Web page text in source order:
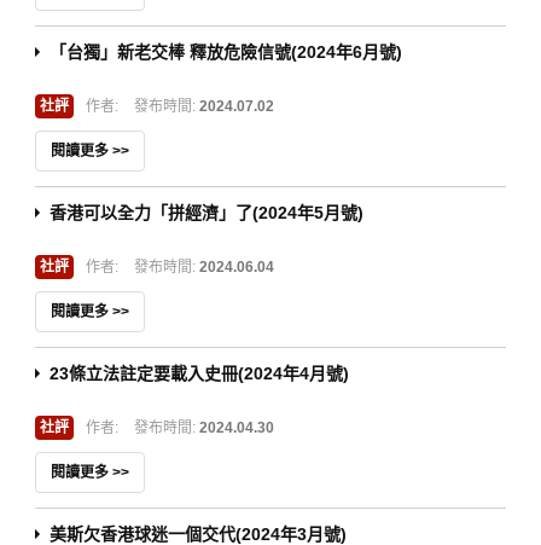
「台獨」新老交棒 釋放危險信號(2024年6月號)
社評 作者: 發布時間: 2024.07.02
閱讀更多 >>
香港可以全力「拼經濟」了(2024年5月號)
社評 作者: 發布時間: 2024.06.04
閱讀更多 >>
23條立法註定要載入史冊(2024年4月號)
社評 作者: 發布時間: 2024.04.30
閱讀更多 >>
美斯欠香港球迷一個交代(2024年3月號)